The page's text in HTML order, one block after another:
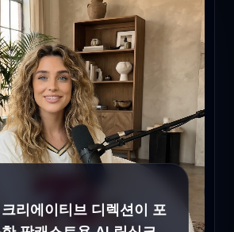
리에이티브 디렉션이 포